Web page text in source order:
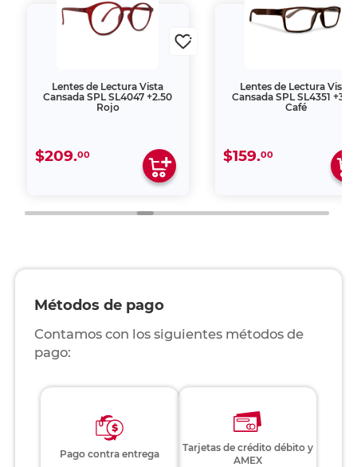
Lentes de Lectura Vista
Cansada SPL SL4047 +2.50
Rojo
$209.00
Lentes de Lectura Vista
Cansada SPL SL4351
Café
$159.00
Métodos de pago
Contamos con los siguientes métodos de
pago:
Pago contra entrega
Tarjetas de crédito débito y
AMEX